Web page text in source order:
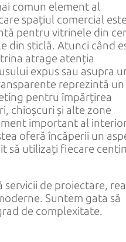
comun element al
spațiul comercial
pentru vitrinele din
din sticlă. Atunci când
atrage atenția
expus sau asupra
reprezintă un
pentru împărțirea
chioșcuri și alte zone
important al
oferă încăperii un
să utilizați fiecare
servicii de proiectare,
Suntem gata să
de complexitate.